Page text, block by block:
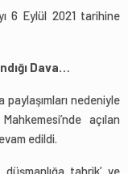
6 Eylül 2021 tarihine
Dava…
nedeniyle
açılan
edildi.
tahrik’ ve